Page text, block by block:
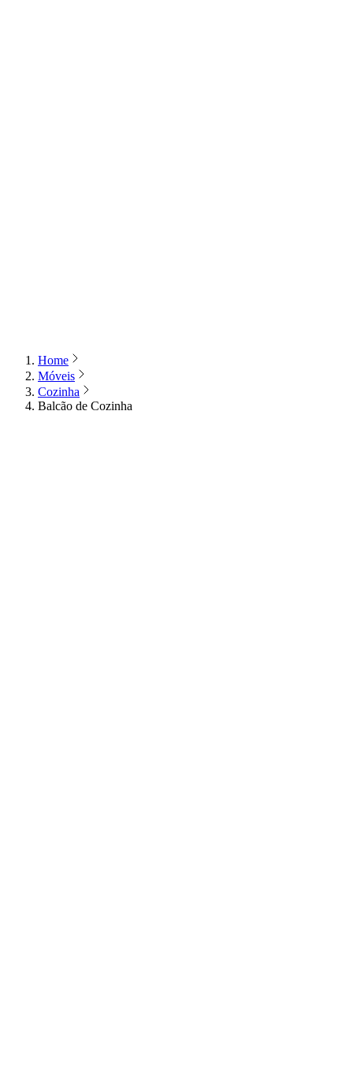
Home
Móveis
Cozinha
Balcão de Cozinha